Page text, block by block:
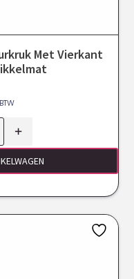
Met Vierkant
+